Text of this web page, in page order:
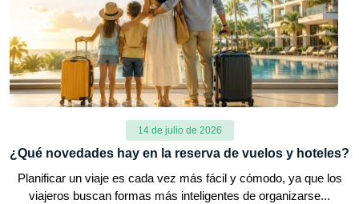
14 de julio de 2026
¿Qué novedades hay en la reserva de vuelos y hoteles?
Planificar un viaje es cada vez más fácil y cómodo, ya que los
viajeros buscan formas más inteligentes de organizarse...